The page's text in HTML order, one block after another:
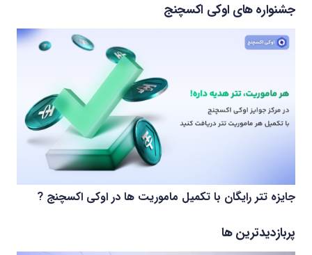
جشنواره های اوکی اکسچنج
جایزه تتر رایگان با تکمیل ماموریت ها در اوکی اکسچنج ?
پربازدیدترین ها